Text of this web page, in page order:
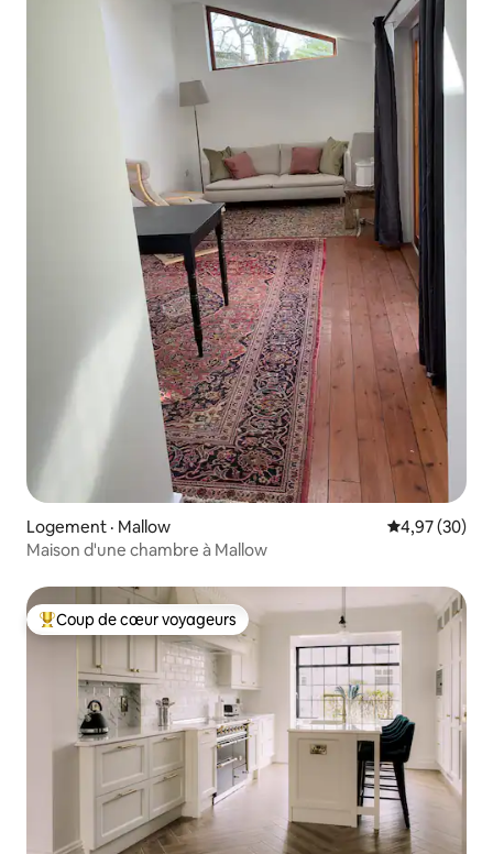
Logement · Mallow Note
4,97 (30)
Maison d'une chambre à Mallow
Coup de cœur voyageurs parmi les plus aimés
Coup de cœur voyageurs